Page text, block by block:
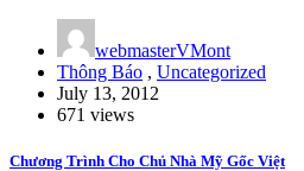
webmasterVMont
Thông Báo , Uncategorized
July 13, 2012
671 views
Chương Trình Cho Chủ Nhà Mỹ Gốc Việt